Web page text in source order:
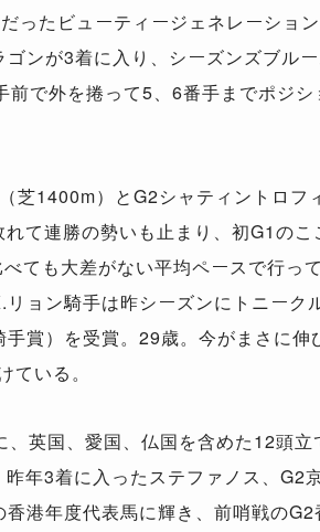
ったビューティージェネレーショ
ンが3着に入り、シーズンズブル
で外を捲って5、6番手までポジシ
1400m）とG2シャティントロフ
て連勝の勢いも止まり、初G1の
ても大差がない平均ペースで行っ
ョン騎手は昨シーズンにトニーク
賞）を受賞。29歳。今がまさに伸
いる。
英国、愛国、仏国を含めた12頭立
年3着に入ったステファノス、G2
港年度代表馬に輝き、前哨戦のG2